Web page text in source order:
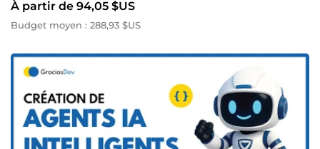
retours, assurant ainsi une satisfaction totale. ⭐⭐⭐ Votre
bouton “CONTACTER LE VENDEUR” pour démarrer notre
d'exceptionnel”, A très vite! Gracias
À partir de 94,05 $US
Budget moyen : 288,93 $US